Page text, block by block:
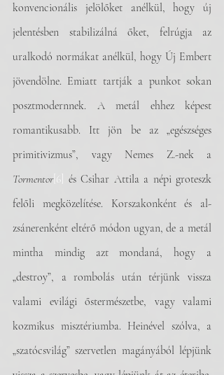
konvencionális jelölőket anélkül, hogy új
jelentésben stabilizálná őket, felrúgja az
uralkodó normákat anélkül, hogy Új Embert
jövendölne. Emiatt tartják a punkot sokan
posztmodernnek. A metál ehhez képest
romantikusabb. Itt jön be az „egészséges
Tormentor[6] és Csihar Attila a népi groteszk
felőli megközelítése. Korszakonként és al-
zsánerenként eltérő módon ugyan, de a metál
mintha mindig azt mondaná, hogy a
„destroy”, a rombolás után térjünk vissza
valami evilági őstermészetbe, vagy valami
kozmikus misztériumba. Heinével szólva, a
„szatócsvilág” szervetlen magányából lépjünk